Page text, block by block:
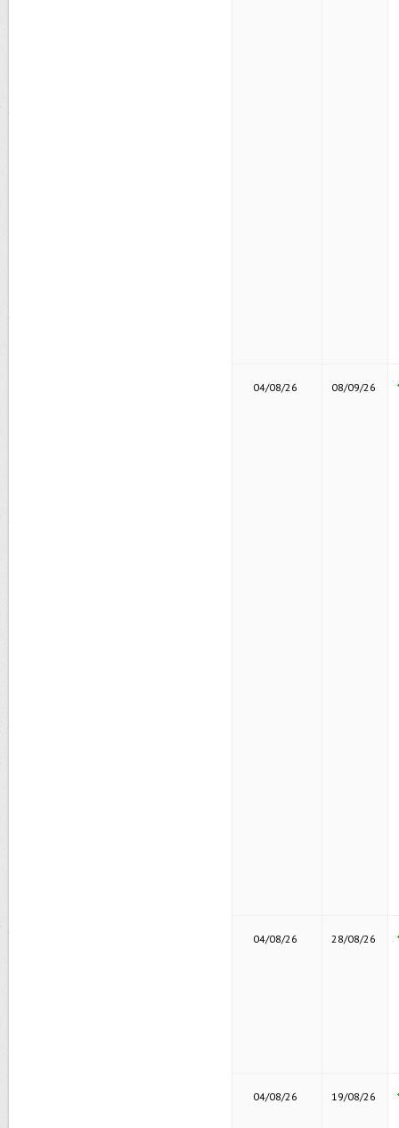
04/08/26 08/09/26
04/08/26 28/08/26
04/08/26 19/08/26